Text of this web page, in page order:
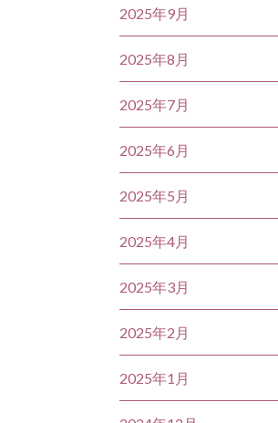
2025年9月
2025年8月
2025年7月
2025年6月
2025年5月
2025年4月
2025年3月
2025年2月
2025年1月